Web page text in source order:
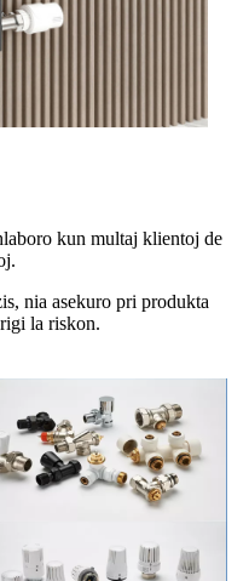
kun multaj klientoj de
nia asekuro pri produkta
la riskon.